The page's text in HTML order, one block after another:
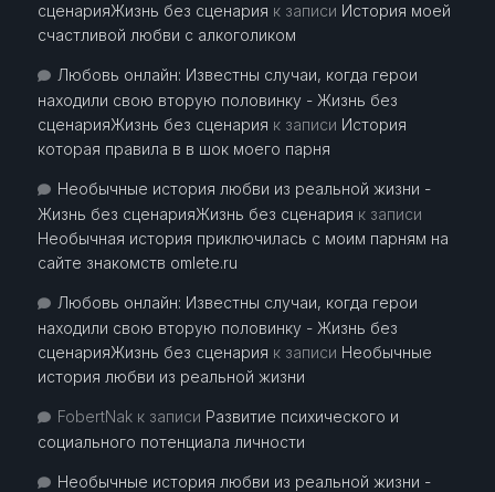
сценарияЖизнь без сценария к записи История моей
счастливой любви с алкоголиком
Любовь онлайн: Известны случаи, когда герои
находили свою вторую половинку - Жизнь без
сценарияЖизнь без сценария к записи История
которая правила в в шок моего парня
Необычные история любви из реальной жизни -
Жизнь без сценарияЖизнь без сценария к записи
Необычная история приключилась с моим парням на
сайте знакомств omlete.ru
Любовь онлайн: Известны случаи, когда герои
находили свою вторую половинку - Жизнь без
сценарияЖизнь без сценария к записи Необычные
история любви из реальной жизни
FobertNakк записи Развитие психического и
социального потенциала личности
Необычные история любви из реальной жизни -